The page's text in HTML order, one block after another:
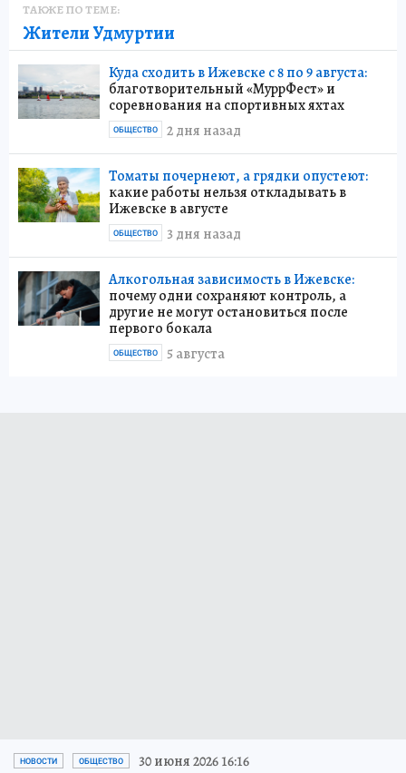
ТАКЖЕ ПО ТЕМЕ:
Жители Удмуртии
Куда сходить в Ижевске с 8 по 9 августа:
благотворительный «МуррФест» и
соревнования на спортивных яхтах
2 дня назад
ОБЩЕСТВО
Томаты почернеют, а грядки опустеют:
какие работы нельзя откладывать в
Ижевске в августе
3 дня назад
ОБЩЕСТВО
Алкогольная зависимость в Ижевске:
почему одни сохраняют контроль, а
другие не могут остановиться после
первого бокала
5 августа
ОБЩЕСТВО
НОВОСТИ ОБЩЕСТВО 30 июня 2026 16:16